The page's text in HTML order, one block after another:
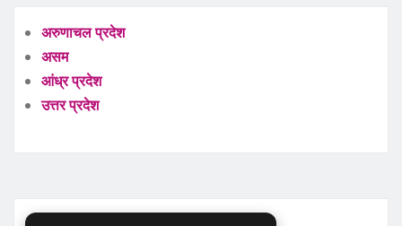
अरुणाचल प्रदेश
असम
आंध्र प्रदेश
उत्तर प्रदेश